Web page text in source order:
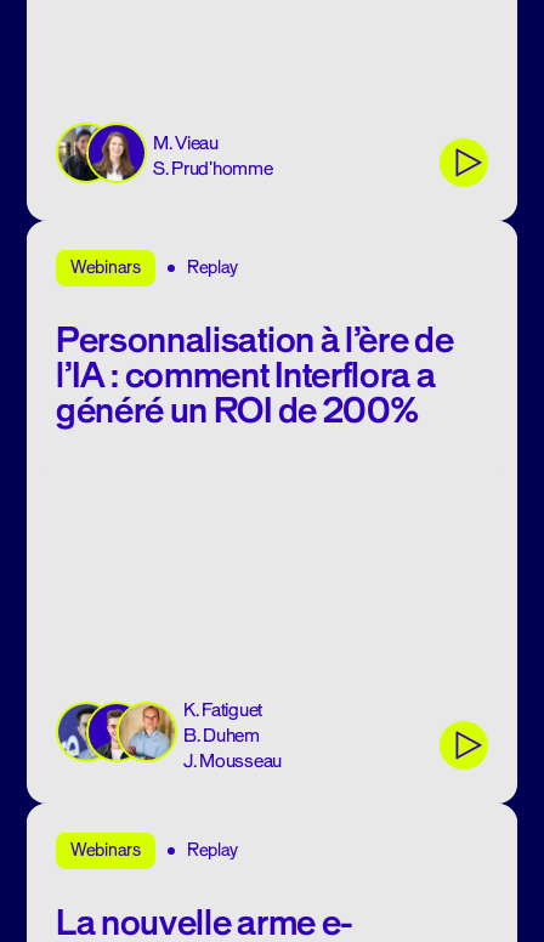
M. Vieau
S. Prud'homme
Webinars Replay
Personnalisation à l’ère de
l’IA : comment Interflora a
généré un ROI de 200%
K. Fatiguet
B. Duhem
J. Mousseau
Webinars Replay
La nouvelle arme e-